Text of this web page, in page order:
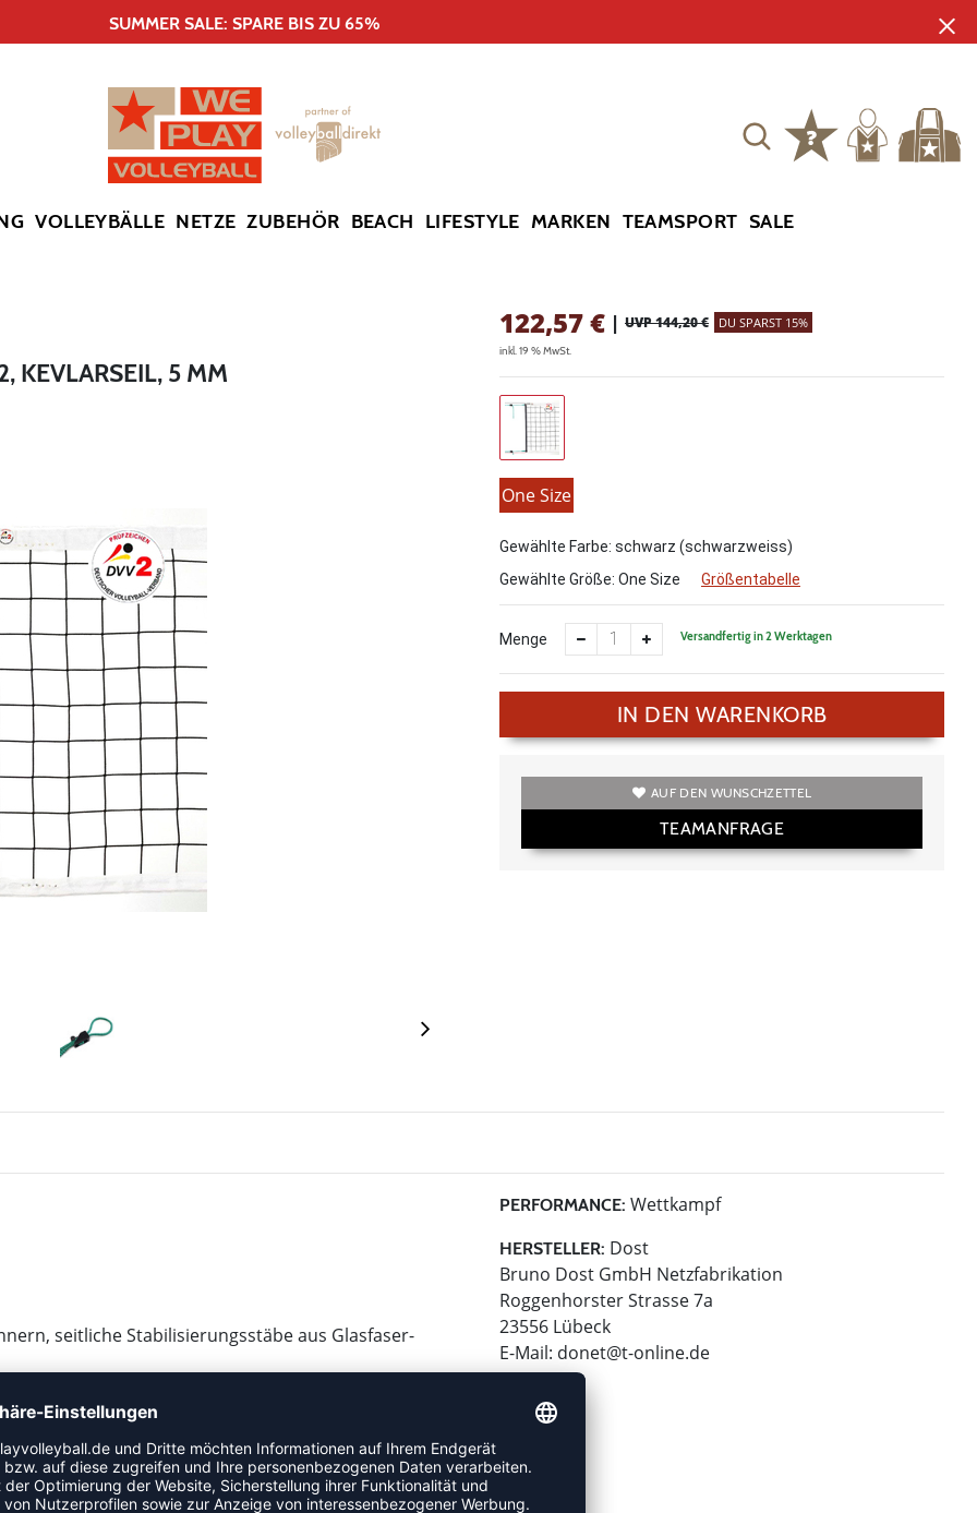
SUMMER SALE: SPARE BIS ZU 65%
VOLLEYBÄLLE NETZE ZUBEHÖR BEACH LIFESTYLE MARKEN TEAMSPORT SALE
KEVLARSEIL, 5 MM
122,57€ | UVP 144,20 € DU SPARST 15%
inkl. 19 % MwSt.
One Size
Gewählte Farbe: schwarz (schwarzweiss)
Gewählte Größe: One Size Größentabelle
Menge Versandfertig in 2 Werktagen
IN DEN WARENKORB
AUF DEN WUNSCHZETTEL
TEAMANFRAGE
seitliche Stabilisierungsstäbe aus Glasfaser-
schwarz
PERFORMANCE: Wettkampf
HERSTELLER: Dost
Bruno Dost GmbH Netzfabrikation
Roggenhorster Strasse 7a
23556 Lübeck
E-Mail: donet@t-online.de